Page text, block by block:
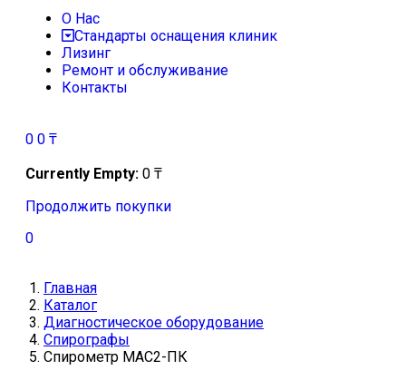
О Нас
Стандарты оснащения клиник
Лизинг
Ремонт и обслуживание
Контакты
0 0 ₸
Currently Empty: 0 ₸
Продолжить покупки
0
Главная
Каталог
Диагностическое оборудование
Спирографы
Спирометр МАС2-ПК